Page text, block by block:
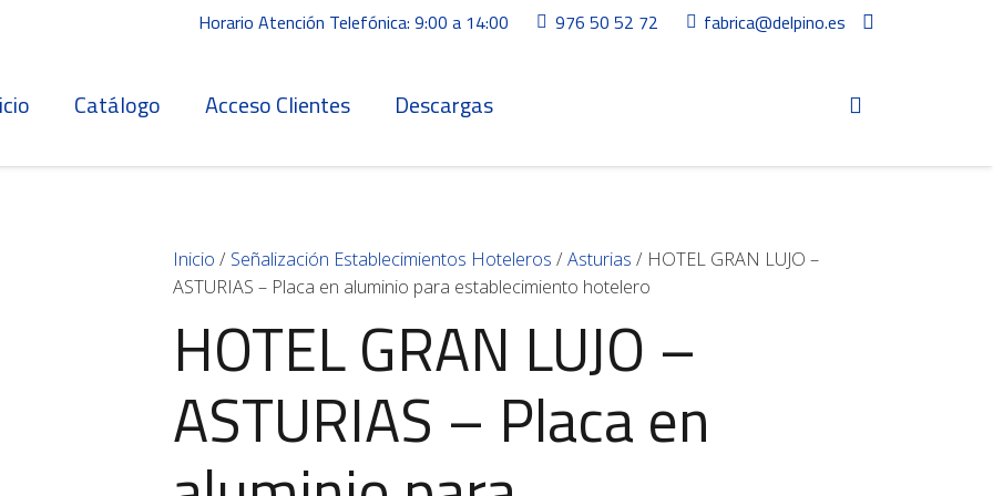
Horario Atención Telefónica: 9:00 a 14:00 976 50 52 72 fabrica@delpino.es
Catálogo Acceso Clientes Descargas
Inicio / Señalización Establecimientos Hoteleros /Asturias / HOTEL GRAN LUJO –
ASTURIAS – Placa en aluminio para establecimiento hotelero
HOTEL GRAN LUJO –
ASTURIAS – Placa en